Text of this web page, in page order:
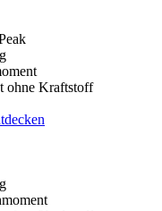
ohne Kraftstoff